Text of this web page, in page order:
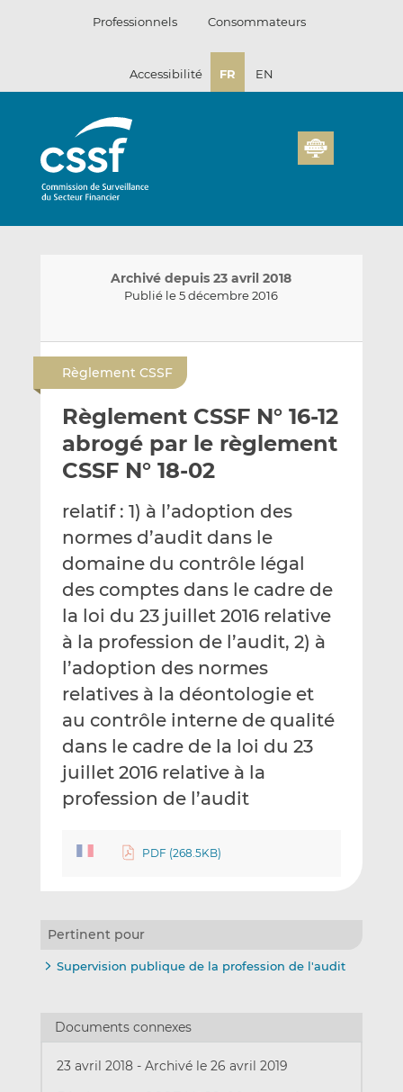
Professionnels Consommateurs
Accessibilité FR EN
Archivé depuis 23 avril 2018
Publié le 5 décembre 2016
y
e
r
p
r
e
m
a
i
l
a
g
e
r
u
r
L
n
k
e
d
I
n
a
g
e
r
u
r
F
c
e
b
o
k
Règlement CSSF
Règlement CSSF N° 16-12
abrogé par le règlement
CSSF N° 18-02
relatif : 1) à l’adoption des
normes d’audit dans le
domaine du contrôle légal
des comptes dans le cadre de
la loi du 23 juillet 2016 relative
à la profession de l’audit, 2) à
l’adoption des normes
relatives à la déontologie et
au contrôle interne de qualité
dans le cadre de la loi du 23
juillet 2016 relative à la
profession de l’audit
PDF (268.5KB)
Pertinent pour
Supervision publique de la profession de l'audit
Documents connexes
23 avril 2018 - Archivé le 26 avril 2019